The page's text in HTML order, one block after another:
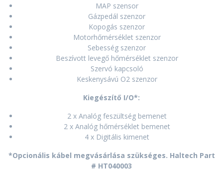
MAP szensor
Gázpedál szenzor
Kopogás szenzor
Motorhőmérséklet szenzor
Sebesség szenzor
Beszívott levegő hőmérséklet szenzor
Szervó kapcsoló
Keskenysávú O2 szenzor
Kiegészítő I/O*:
2 x Analóg feszültség bemenet
2 x Analóg hőmérséklet bemenet
4 x Digitális kimenet
*Opcionális kábel megvásárlása szükséges. Haltech Part
# HT040003